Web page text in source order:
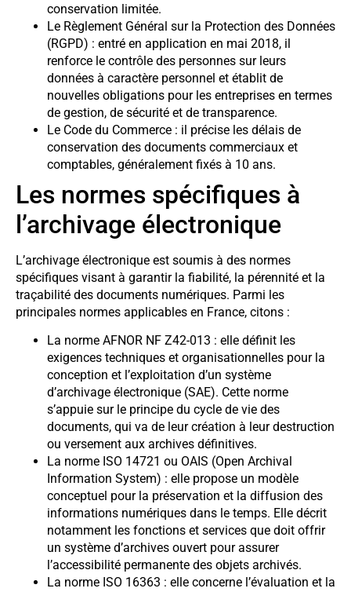
conservation limitée.
Le Règlement Général sur la Protection des Données
(RGPD) : entré en application en mai 2018, il
renforce le contrôle des personnes sur leurs
données à caractère personnel et établit de
nouvelles obligations pour les entreprises en termes
de gestion, de sécurité et de transparence.
Le Code du Commerce : il précise les délais de
conservation des documents commerciaux et
comptables, généralement fixés à 10 ans.
Les normes spécifiques à
l’archivage électronique
L’archivage électronique est soumis à des normes
spécifiques visant à garantir la fiabilité, la pérennité et la
traçabilité des documents numériques. Parmi les
principales normes applicables en France, citons :
La norme AFNOR NF Z42-013 : elle définit les
exigences techniques et organisationnelles pour la
conception et l’exploitation d’un système
d’archivage électronique (SAE). Cette norme
s’appuie sur le principe du cycle de vie des
documents, qui va de leur création à leur destruction
ou versement aux archives définitives.
La norme ISO 14721 ou OAIS (Open Archival
Information System) : elle propose un modèle
conceptuel pour la préservation et la diffusion des
informations numériques dans le temps. Elle décrit
notamment les fonctions et services que doit offrir
un système d’archives ouvert pour assurer
l’accessibilité permanente des objets archivés.
La norme ISO 16363 : elle concerne l’évaluation et la